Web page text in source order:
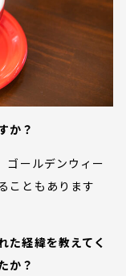
か？
ゴールデンウィー
こともあります
た経緯を教えてく
か？